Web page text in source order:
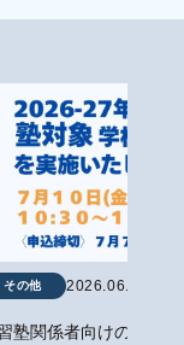
その他 2026.06.29
塾関係者向けの学校